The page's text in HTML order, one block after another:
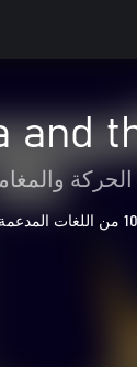
and
الحركة
10 من اللغات المدعمة